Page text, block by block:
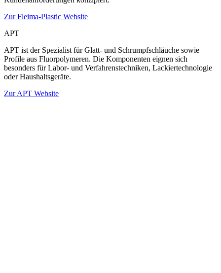
Zur Fleima-Plastic Website
APT
APT ist der Spezialist für Glatt- und Schrumpfschläuche sowie
Profile aus Fluorpolymeren. Die Komponenten eignen sich
besonders für Labor- und Verfahrenstechniken, Lackiertechnologie
oder Haushaltsgeräte.
Zur APT Website